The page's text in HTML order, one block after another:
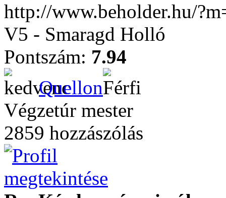
http://www.beholder.hu/
V5 - Smaragd Holló
Pontszám: 7.94
Quellon
Végzetúr mester
2859 hozzászólás